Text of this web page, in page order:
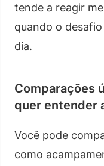
tende a reagir
quando o
dia.
Comparações
quer entender
Você pode
como